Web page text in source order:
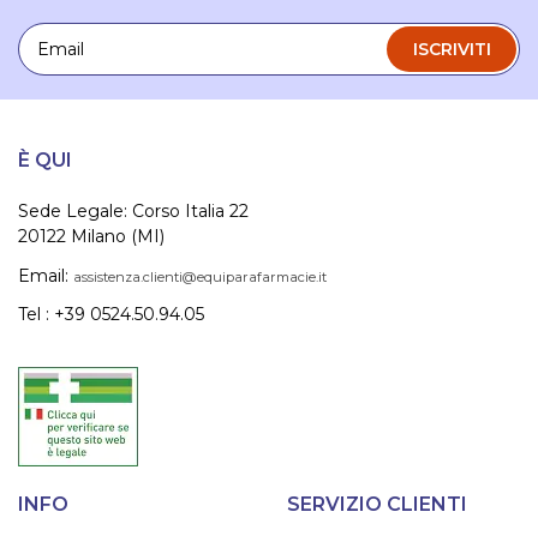
Email
ISCRIVITI
È QUI
Sede Legale: Corso Italia 22
20122 Milano (MI)
Email: assistenza.clienti@equiparafarmacie.it
Tel : +39 0524.50.94.05
INFO SERVIZIO CLIENTI